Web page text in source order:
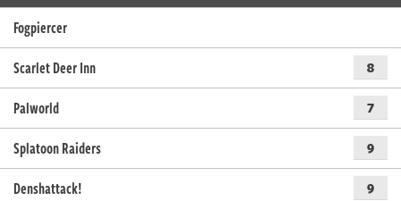
Fogpiercer
Scarlet Deer Inn
8
Palworld 7
Splatoon Raiders 9
Denshattack! 9